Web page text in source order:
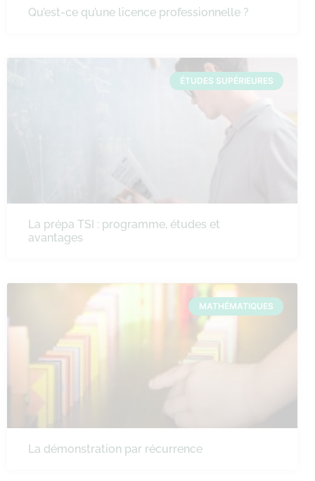
Qu’est-ce qu’une licence professionnelle ?
ÉTUDES SUPÉRIEURES
La prépa TSI : programme, études et
avantages
MATHÉMATIQUES
La démonstration par récurrence